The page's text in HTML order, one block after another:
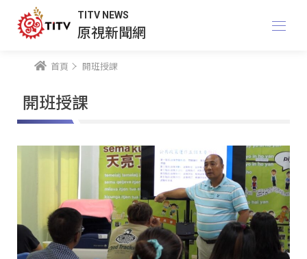
TITV NEWS
原視新聞網
首頁 開班授課
開班授課